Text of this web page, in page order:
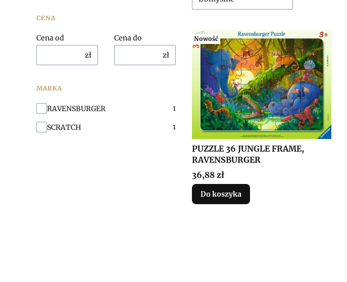
CENA
Cena od
zł
Cena do
zł
MARKA
Marka
RAVENSBURGER 1
SCRATCH 1
Nowość
PUZZLE 36 JUNGLE FRAME,
RAVENSBURGER
Cena
36,88 zł
Do koszyka